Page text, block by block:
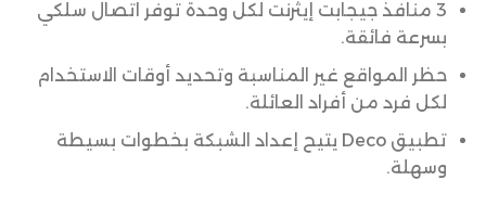
3 منافذ جيجابت إيثرنت لكل وحدة توفر اتصال سلكي
بسرعة فائقة.
حظر المواقع غير المناسبة وتحديد أوقات الاستخدام
لكل فرد من أفراد العائلة.
تطبيق Deco يتيح إعداد الشبكة بخطوات بسيطة
وسهلة.